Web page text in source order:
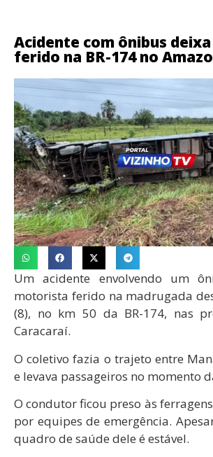
Acidente com ônibus
ferido na BR-174 no
Um acidente envolvendo um
motorista ferido na madrugada
(8), no km 50 da BR-174, nas
Caracaraí.
O coletivo fazia o trajeto entre
e levava passageiros no momento
O condutor ficou preso às
por equipes de emergência.
quadro de saúde dele é estável.